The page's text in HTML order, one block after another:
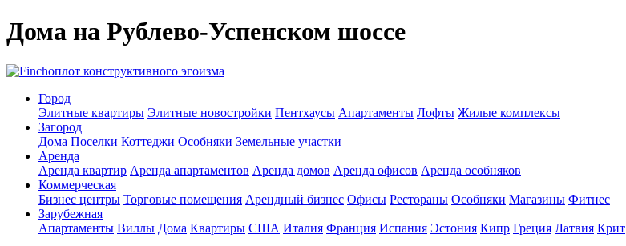
Дома на Рублево-Успенском шоссе
оплот конструктивного эгоизма
Город
Элитные квартиры Элитные новостройки Пентхаусы Апартаменты Лофты Жилые комплексы
Загород
Дома Поселки Коттеджи Особняки Земельные участки
Аренда
Аренда квартир Аренда апартаментов Аренда домов Аренда офисов Аренда особняков
Коммерческая
Бизнес центры Торговые помещения Арендный бизнес Офисы Рестораны Особняки Магазины Фитнес
Зарубежная
Апартаменты Виллы Дома Квартиры США Италия Франция Испания Эстония Кипр Греция Латвия Крит